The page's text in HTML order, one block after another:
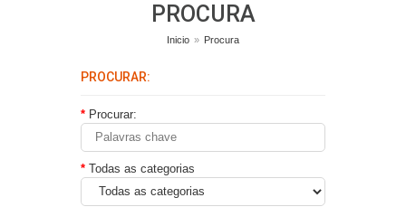
PROCURA
Inicio » Procura
PROCURAR:
Procurar:
Todas as categorias